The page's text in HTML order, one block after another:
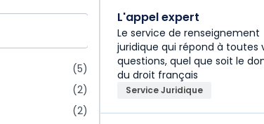
5
2
2
L'appel expert
Le service de renseignement
juridique qui répond à toutes
questions, quel que soit le
du droit français
Service Juridique